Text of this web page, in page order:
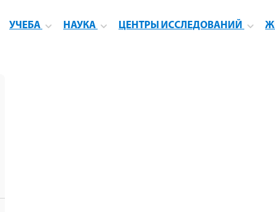
УЧЕБА НАУКА ЦЕНТРЫ ИССЛЕДОВАНИЙ